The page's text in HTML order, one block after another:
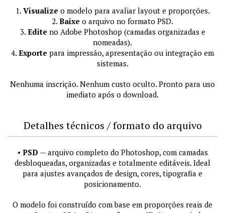
1. Visualize o modelo para avaliar layout e proporções.
2. Baixe o arquivo no formato PSD.
3. Edite no Adobe Photoshop (camadas organizadas e
nomeadas).
4. Exporte para impressão, apresentação ou integração em
sistemas.
Nenhuma inscrição. Nenhum custo oculto. Pronto para uso
imediato após o download.
Detalhes técnicos / formato do arquivo
• PSD — arquivo completo do Photoshop, com camadas
desbloqueadas, organizadas e totalmente editáveis. Ideal
para ajustes avançados de design, cores, tipografia e
posicionamento.
O modelo foi construído com base em proporções reais de